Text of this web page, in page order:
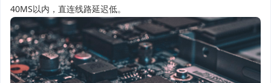
40MS以内，直连线路延迟低。